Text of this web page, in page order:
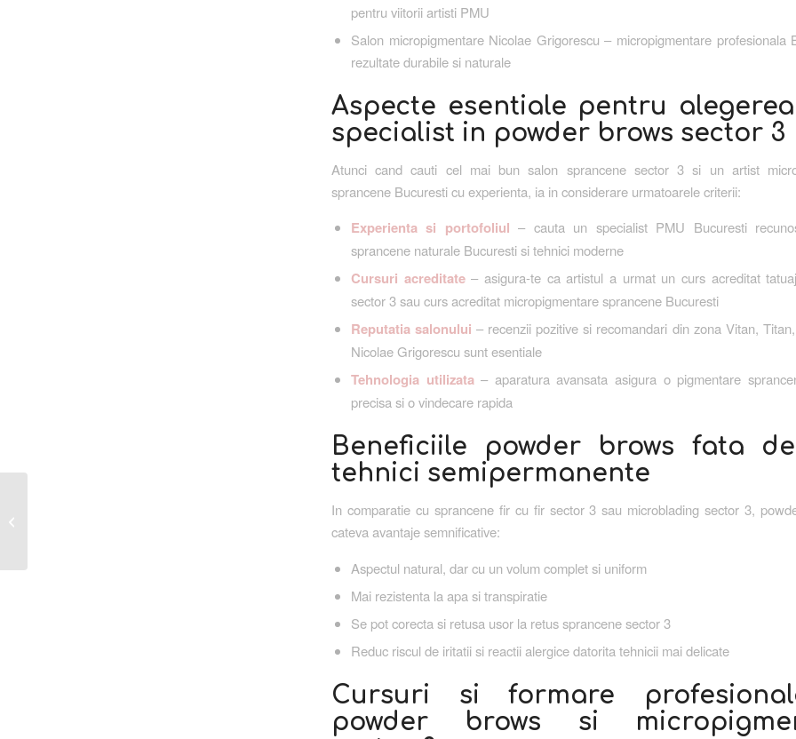
pentru viitorii artisti PMU
Salon micropigmentare Nicolae Grigorescu – micropigmentare profesionala
rezultate durabile si naturale
Aspecte esentiale pentru
specialist in powder brows sector 3
Atunci cand cauti cel mai bun salon sprancene sector 3 si un artist
sprancene Bucuresti cu experienta, ia in considerare urmatoarele criterii:
Experienta si portofoliul – cauta un specialist PMU Bucuresti
sprancene naturale Bucuresti si tehnici moderne
Cursuri acreditate– asigura-te ca artistul a urmat un curs acreditat
sector 3 sau curs acreditat micropigmentare sprancene Bucuresti
Reputatia salonului – recenzii pozitive si recomandari din zona Vitan,
Nicolae Grigorescu sunt esentiale
Tehnologia utilizata– aparatura avansata asigura o pigmentare
precisa si o vindecare rapida
Beneficiile powder brows fata
tehnici semipermanente
In comparatie cu sprancene fir cu fir sector 3 sau microblading sector 3,
cateva avantaje semnificative:
Aspectul natural, dar cu un volum complet si uniform
Mai rezistenta la apa si transpiratie
Se pot corecta si retusa usor la retus sprancene sector 3
Reduc riscul de iritatii si reactii alergice datorita tehnicii mai delicate
Cursuri si formare
powder brows si